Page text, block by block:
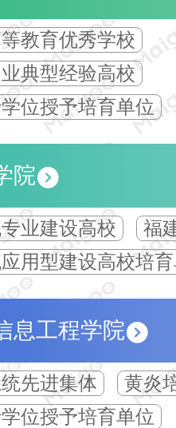
教育优秀学校
典型经验高校
位授予培育单位
院
业建设高校
福
用型建设高校培
息工程学院
先进集体
黄炎
位授予培育单位